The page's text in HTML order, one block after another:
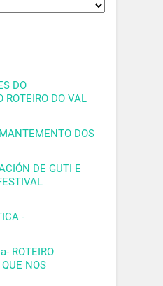
DO
ROTEIRO DO VAL
DOS
DE GUTI E
-
ROTEIRO
NOS